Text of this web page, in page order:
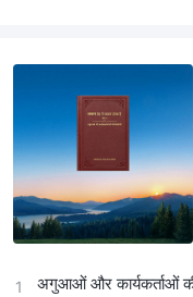
1 अगुआओं और कार्यकर्ताओं की